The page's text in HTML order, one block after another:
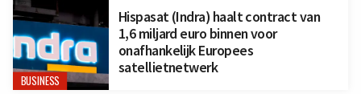
BUSINESS
Hispasat (Indra) haalt contract van
1,6 miljard euro binnen voor
onafhankelijk Europees
satellietnetwerk